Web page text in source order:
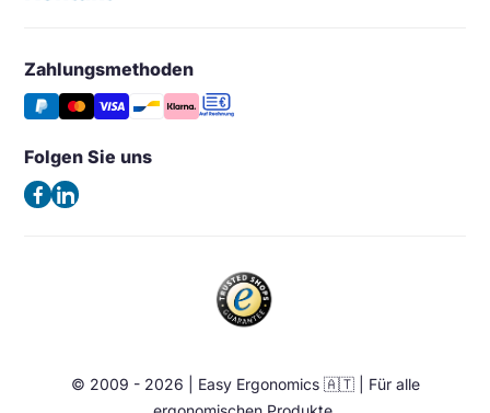
Häufig gestellte Fragen – FAQ
Allgemeine Geschäftsbedingungen
Datenschutzerklärung
Wunschliste
Vergleichen
Monitorarm & Monitorständer
Stützen
Beleuchtung
Ergonomische Bürostuhl
Übrige
Easy Ergonomics (Office Shapers B.V.)
Kaiserswerther Str. 115
Deutschland
(Keine Besuchsadresse)
info@easy-ergonomics.at
Zahlungsmethoden
Folgen Sie uns
© 2009 - 2026 | Easy Ergonomics 🇦🇹 | Für alle